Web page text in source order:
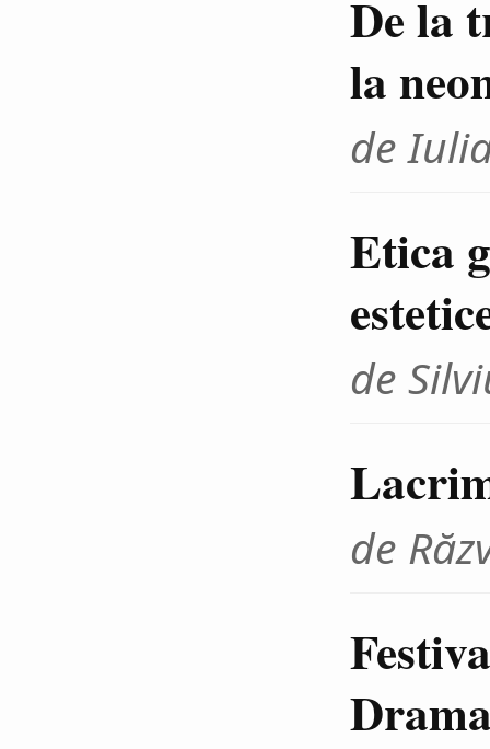
De la
la
de
Etica
de
de